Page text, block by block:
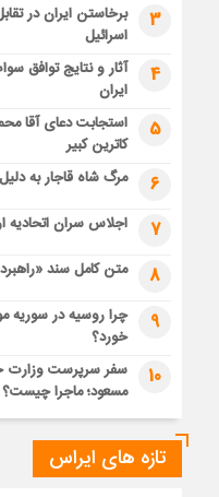
3
برخاستن ایران در
اسرائیل
4
آثار و نتایج توافق
ایران
5
استجابت دعای آقا
کاترین کبیر
6 مرگ شاه قاجار به
7 اجلاس سران اتحادیه
8 متن کامل سند «راهبرد
9
چرا روسیه در سوریه
خورد؟
10
سفر سرپرست وزارت
مسعود؛ ماجرا
تازه های ایراس